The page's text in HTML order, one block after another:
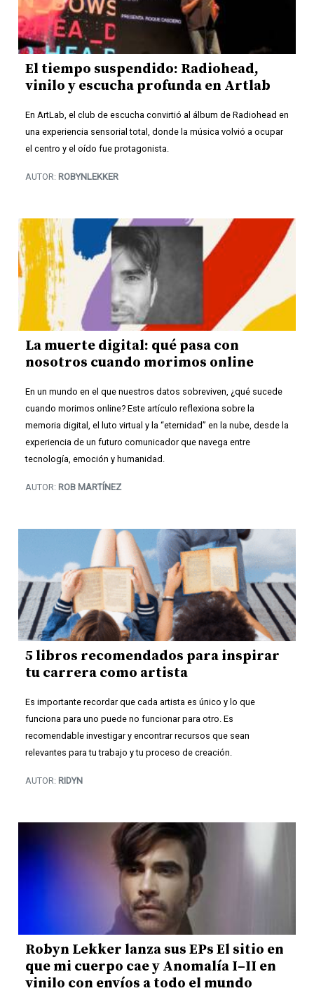
El tiempo suspendido: Radiohead,
vinilo y escucha profunda en Artlab
En ArtLab, el club de escucha convirtió al álbum de Radiohead en
una experiencia sensorial total, donde la música volvió a ocupar
el centro y el oído fue protagonista.
AUTOR: ROBYNLEKKER
La muerte digital: qué pasa con
nosotros cuando morimos online
En un mundo en el que nuestros datos sobreviven, ¿qué sucede
cuando morimos online? Este artículo reflexiona sobre la
memoria digital, el luto virtual y la “eternidad” en la nube, desde la
experiencia de un futuro comunicador que navega entre
tecnología, emoción y humanidad.
AUTOR: ROB MARTÍNEZ
5 libros recomendados para inspirar
tu carrera como artista
Es importante recordar que cada artista es único y lo que
funciona para uno puede no funcionar para otro. Es
recomendable investigar y encontrar recursos que sean
relevantes para tu trabajo y tu proceso de creación.
AUTOR: RIDYN
Robyn Lekker lanza sus EPs El sitio en
que mi cuerpo cae y Anomalía I–II en
vinilo con envíos a todo el mundo